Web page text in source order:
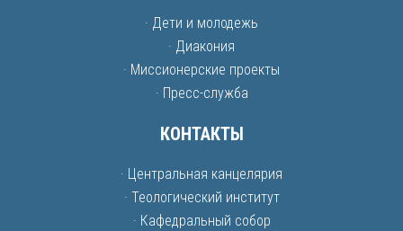
· Дети и молодежь
· Диакония
· Миссионерские проекты
· Пресс-служба
КОНТАКТЫ
· Центральная канцелярия
· Теологический институт
· Кафедральный собор